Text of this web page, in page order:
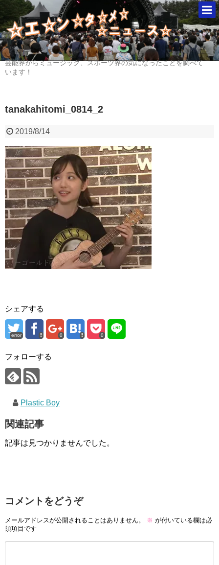
芸能界からミュージック、スポーツ界の気になったことを調べて
います！
tanakahitomi_0814_2
2019/8/14
シェアする
error 0 0
フォローする
Plastic Boy
関連記事
記事は見つかりませんでした。
コメントをどうぞ
メールアドレスが公開されることはありません。 ※ が付いている欄は必
須項目です